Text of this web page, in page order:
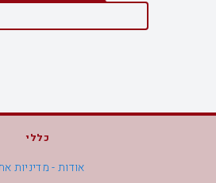
כללי
אודות - מדיניות